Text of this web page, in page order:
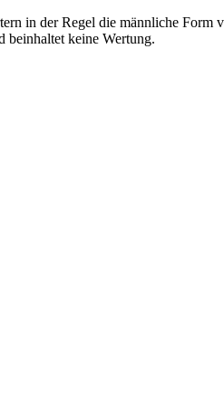
in der Regel die männliche
beinhaltet keine Wertung.